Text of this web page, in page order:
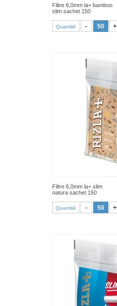
Filtre 6,0mm la+ bamboo
slim sachet 150
Quantité - +
Filtre 6,0mm la+ slim
natura sachet 150
Quantité - +